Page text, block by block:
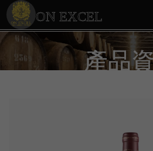
ON EXCEL
產品